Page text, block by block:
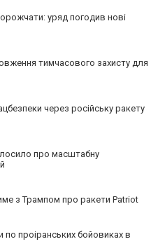
уряд погодив нові
тимчасового захисту для
через російську ракету
про масштабну
з Трампом про ракети Patriot
проіранських бойовиках в